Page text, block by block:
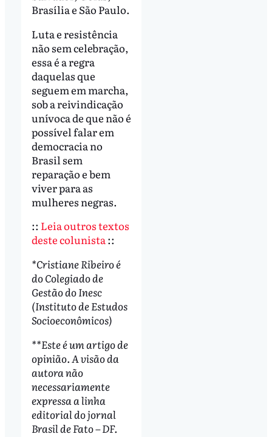
Brasília e São Paulo.
Luta e resistência
não sem celebração,
essa é a regra
daquelas que
seguem em marcha,
sob a reivindicação
unívoca de que não é
possível falar em
democracia no
Brasil sem
reparação e bem
viver para as
mulheres negras.
:: Leia outros textos
deste colunista::
*Cristiane Ribeiro é
do Colegiado de
Gestão do Inesc
(Instituto de Estudos
Socioeconômicos)
**Este é um artigo de
opinião. A visão da
autora não
necessariamente
expressa a linha
editorial do jornal
Brasil de Fato – DF.